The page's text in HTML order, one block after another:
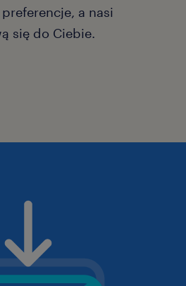
a nasi
się do Ciebie.